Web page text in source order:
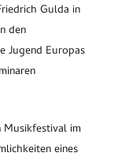
Gulda in
den
Jugend Europas
Musikfestival im
eines